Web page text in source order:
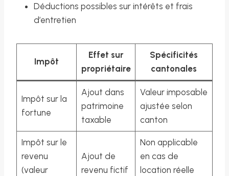
Déductions possibles sur intérêts et frais
d’entretien
Impôt
Effet sur
propriétaire
Spécificités
cantonales
Impôt sur la
fortune
Ajout dans
patrimoine
taxable
Valeur imposable
ajustée selon
canton
Impôt sur le
revenu
(valeur
Ajout de
revenu fictif
Non applicable
en cas de
location réelle